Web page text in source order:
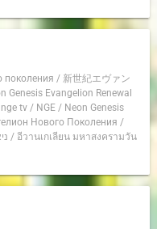
поколения / 新世紀エヴァン
Genesis Evangelion Renewal
nge tv/ NGE/ Neon Genesis
Нового Поколения /
/ อีวานเกเลียน มหาสงครามวัน